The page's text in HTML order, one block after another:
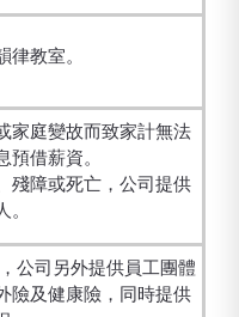
教室。
家庭變故而致家計無法
借薪資。
殘障或死亡，公司提供
公司另外提供員工團體
險及健康險，同時提供